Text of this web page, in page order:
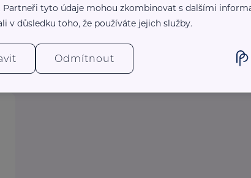
Akreditované poradny RS ...
https://www.rscr.cz/
+420 222 560 136
rscr@rscr.cz
Partneři tyto údaje mohou zkombinovat s dalšími
v důsledku toho, že používáte jejich služby.
Odmítnout